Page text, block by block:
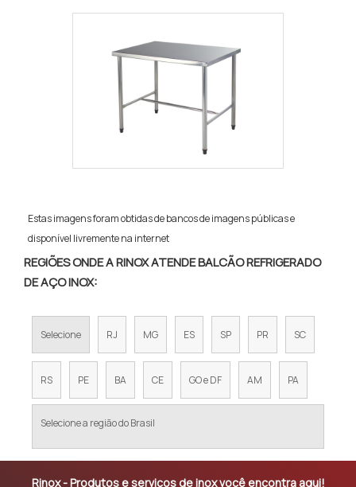
Estas imagens foram obtidas de bancos de imagens públicas e
disponível livremente na internet
REGIÕES ONDE A RINOX ATENDE BALCÃO REFRIGERADO
DE AÇO INOX:
Selecione RJ MG ES SP PR SC
RS PE BA CE GO e DF AM PA
Selecione a região do Brasil
Rinox - Produtos e serviços de inox você encontra aqui!